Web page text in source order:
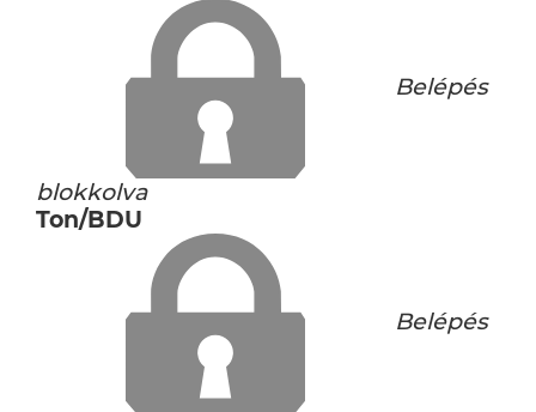
Belépés
blokkolva
Ton/BDU
Belépés